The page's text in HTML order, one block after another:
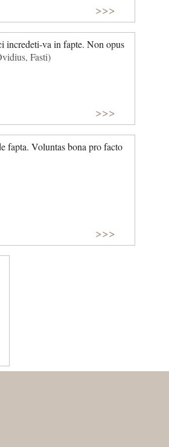
>>>
incredeti-va in fapte. Non opus
Fasti)
>>>
fapta. Voluntas bona pro facto
>>>